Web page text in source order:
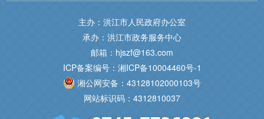
主办：洪江市人民政府办公室
承办：洪江市政务服务中心
邮箱：hjszf@163.com
ICP备案编号：湘ICP备10004460号-1
湘公网安备：43128102000103号
网站标识码：4312810037